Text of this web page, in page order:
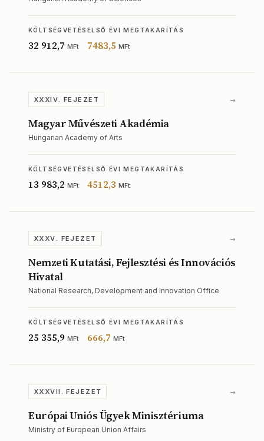
KÖLTSÉGVETÉS
32 912,7 MFt
ELSŐ ÉVI MEGTAKARÍTÁS
7483,5 MFt
XXXIV. FEJEZET →
Magyar Művészeti Akadémia
Hungarian Academy of Arts
KÖLTSÉGVETÉS
13 983,2 MFt
ELSŐ ÉVI MEGTAKARÍTÁS
4512,3 MFt
XXXV. FEJEZET →
Nemzeti Kutatási, Fejlesztési és Innovációs
Hivatal
National Research, Development and Innovation Office
KÖLTSÉGVETÉS
25 355,9 MFt
ELSŐ ÉVI MEGTAKARÍTÁS
666,7 MFt
XXXVII. FEJEZET →
Európai Uniós Ügyek Minisztériuma
Ministry of European Union Affairs